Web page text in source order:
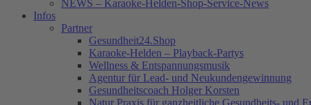
NEWS – Karaoke-Helden-Shop-Service-News
Infos
Partner
Gesundheit24.Shop
Karaoke-Helden – Playback-Partys
Wellness & Entspannungsmusik
Agentur für Lead- und Neukundengewinnung
Gesundheitscoach Holger Korsten
Natur Praxis für ganzheitliche Gesundheits- und